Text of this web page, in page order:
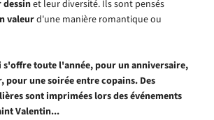
et leur diversité. Ils sont pensés
valeurd'une manière romantique ou
s'offre toute l'année, pour un anniversaire,
pour une soirée entre copains. Des
sont imprimées lors des événements
Valentin...